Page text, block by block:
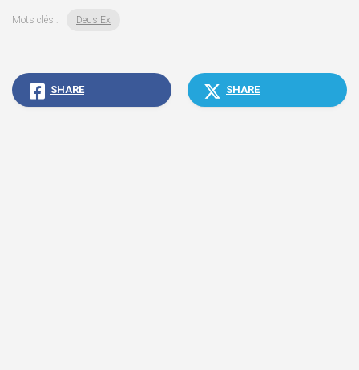
Mots clés : Deus Ex
SHARE SHARE